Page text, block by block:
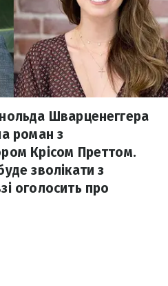
Шварценеггера
роман з
Крісом Преттом.
зволікати з
оголосить про